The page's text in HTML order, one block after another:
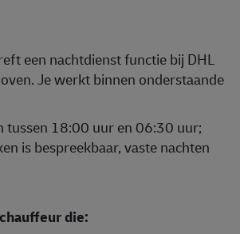
een nachtdienst functie bij DHL
Je werkt binnen onderstaande
tussen 18:00 uur en 06:30 uur;
is bespreekbaar, vaste nachten
die: